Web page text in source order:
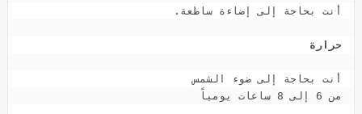
حرارة
أنت بحاجة إلى ضوء الشمس
من 6 إلى 8 ساعات يومياً